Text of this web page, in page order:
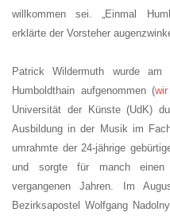
willkommen sei. „Einmal
erklärte der Vorsteher
Patrick Wildermuth wurde
Humboldthain aufgenommen (
Universität der Künste (UdK)
Ausbildung in der Musik im
umrahmte der 24-jährige
und sorgte für manch einen
vergangenen Jahren. Im
Bezirksapostel Wolfgang